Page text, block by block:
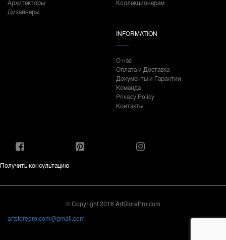
Архитекторы
Дизайнеры
Коллекционерам
INFORMATION
О нас
Оплата и Доставка
Документы и Гарантии
Команда
Privacy Policy
Контакты
Получить консультацию
© Copyright 2016 ArtStorePro.com
artstorepro.com@gmail.com